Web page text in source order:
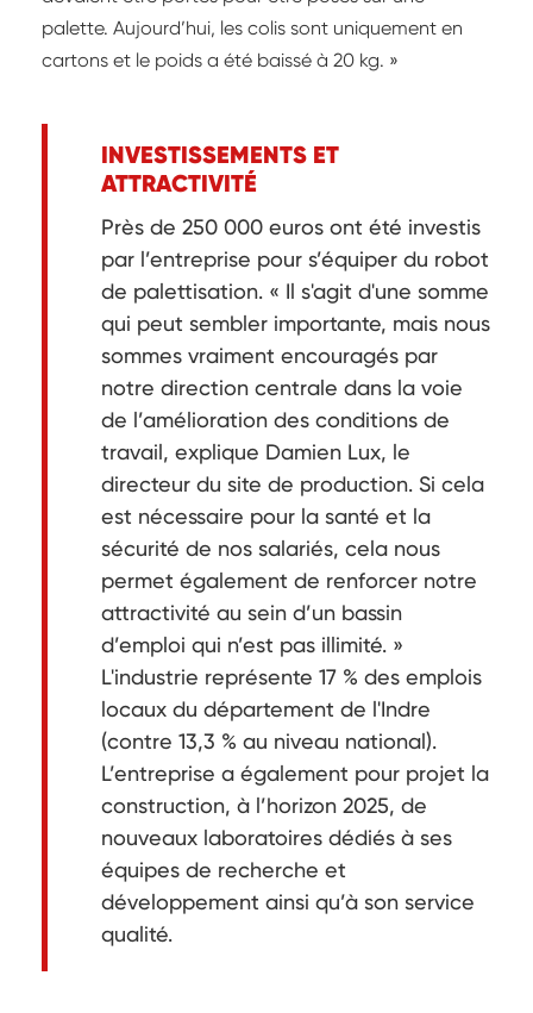
palette. Aujourd’hui, les colis sont uniquement en
cartons et le poids a été baissé à 20 kg. »
INVESTISSEMENTS ET
ATTRACTIVITÉ
Près de 250 000 euros ont été investis
par l’entreprise pour s’équiper du robot
de palettisation. « Il s'agit d'une somme
qui peut sembler importante, mais nous
sommes vraiment encouragés par
notre direction centrale dans la voie
de l’amélioration des conditions de
travail, explique Damien Lux, le
directeur du site de production. Si cela
est nécessaire pour la santé et la
sécurité de nos salariés, cela nous
permet également de renforcer notre
attractivité au sein d’un bassin
d’emploi qui n’est pas illimité. »
L'industrie représente 17 % des emplois
locaux du département de l'Indre
(contre 13,3 % au niveau national).
L’entreprise a également pour projet la
construction, à l’horizon 2025, de
nouveaux laboratoires dédiés à ses
équipes de recherche et
développement ainsi qu’à son service
qualité.